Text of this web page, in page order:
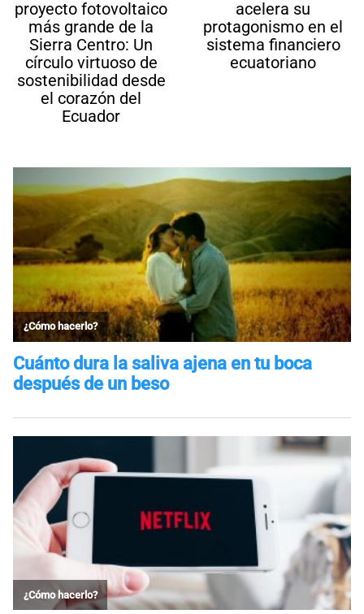
proyecto fotovoltaico
más grande de la
Sierra Centro: Un
círculo virtuoso de
sostenibilidad desde
el corazón del
Ecuador
acelera su
protagonismo en el
sistema financiero
ecuatoriano